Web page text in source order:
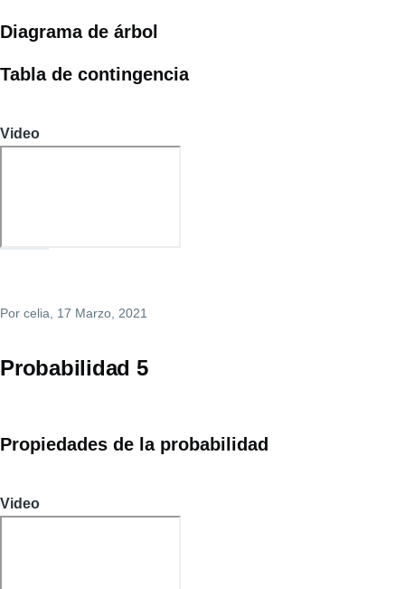
Diagrama de árbol
Tabla de contingencia
Video
Por celia , 17 Marzo, 2021
Probabilidad 5
Propiedades de la probabilidad
Video